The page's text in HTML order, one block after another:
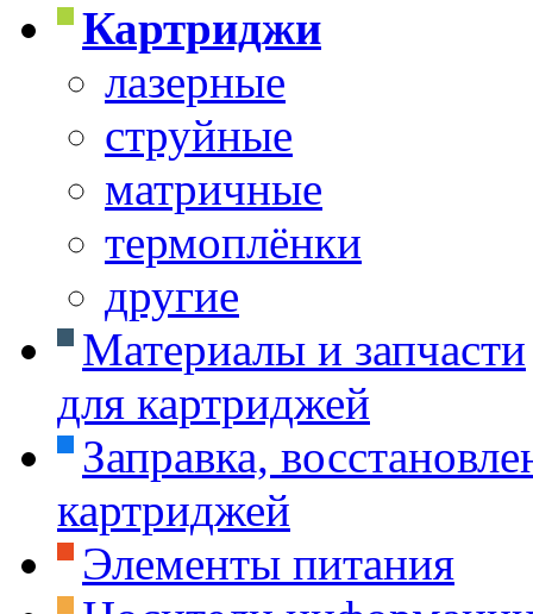
Картриджи
лазерные
струйные
матричные
термоплёнки
другие
Материалы и запчасти
для картриджей
Заправка,
картриджей
Элементы питания